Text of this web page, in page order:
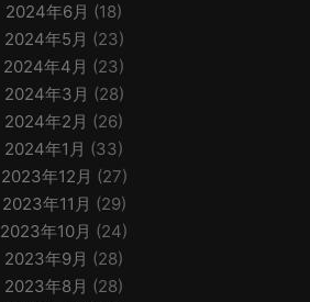
2024年6月 (18)
2024年5月 (23)
2024年4月 (23)
2024年3月 (28)
2024年2月 (26)
2024年1月 (33)
2023年12月 (27)
2023年11月 (29)
2023年10月 (24)
2023年9月 (28)
2023年8月 (28)